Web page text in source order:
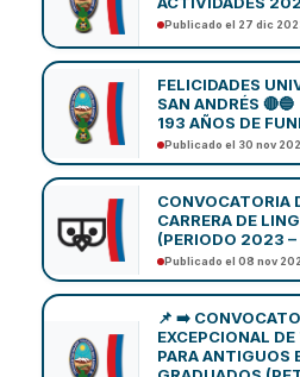
Publicado el 27 dic
FELICIDADES
SAN ANDRÉS 🔴🔵
193 AÑOS DE
Publicado el 30 nov
CONVOCATORIA
CARRERA DE
(PERIODO 2023
Publicado el 08 nov
📌 ➡️
EXCEPCIONAL
PARA ANTIGUOS